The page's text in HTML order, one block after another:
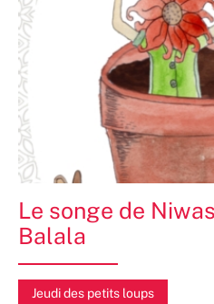
Le songe de
Balala
Jeudi des petits loups